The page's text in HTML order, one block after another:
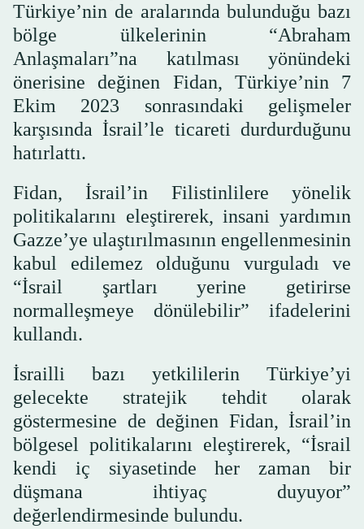
Türkiye’nin de aralarında bulunduğu bazı
bölge ülkelerinin “Abraham
Anlaşmaları”na katılması yönündeki
önerisine değinen Fidan, Türkiye’nin 7
Ekim 2023 sonrasındaki gelişmeler
karşısında İsrail’le ticareti durdurduğunu
hatırlattı.
Fidan, İsrail’in Filistinlilere yönelik
politikalarını eleştirerek, insani yardımın
Gazze’ye ulaştırılmasının engellenmesinin
kabul edilemez olduğunu vurguladı ve
“İsrail şartları yerine getirirse
normalleşmeye dönülebilir” ifadelerini
kullandı.
İsrailli bazı yetkililerin Türkiye’yi
gelecekte stratejik tehdit olarak
göstermesine de değinen Fidan, İsrail’in
bölgesel politikalarını eleştirerek, “İsrail
kendi iç siyasetinde her zaman bir
düşmana ihtiyaç duyuyor”
değerlendirmesinde bulundu.